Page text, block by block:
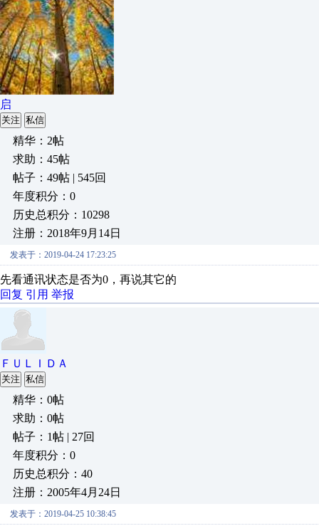
启
关注 私信
精华：2帖
求助：45帖
帖子：49帖 | 545回
年度积分：0
历史总积分：10298
注册：2018年9月14日
发表于：2019-04-24 17:23:25
先看通讯状态是否为0，再说其它的
回复 引用 举报
ＦＵＬＩＤＡ
关注 私信
精华：0帖
求助：0帖
帖子：1帖 | 27回
年度积分：0
历史总积分：40
注册：2005年4月24日
发表于：2019-04-25 10:38:45